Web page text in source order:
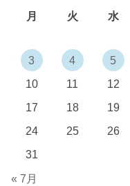
月
火 水
3
4 5
10
11 12
17
18 19
24
25 26
31
« 7月